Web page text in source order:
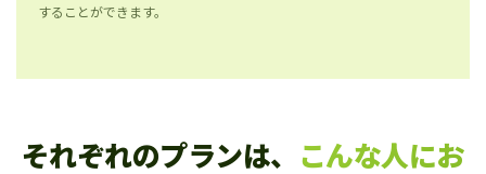
することができます。
それぞれのプランは、 こんな人にお